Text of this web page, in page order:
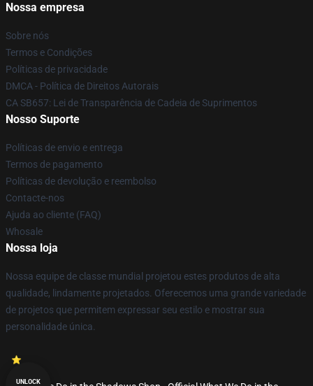
Nossa empresa
Sobre nós
Termos e Condições
Políticas de privacidade
DMCA - Política de Direitos Autorais
CA SB657: Lei de Transparência de Cadeia de Suprimentos
Nosso Suporte
Políticas de envio e entrega
Termos de pagamento
Políticas de devolução e reembolso
Contacte-nos
Ajuda ao cliente (FAQ)
Whosale
Nossa loja
Nossa equipe de classe mundial projetou estes produtos de alta
qualidade, lindamente projetados. Oferecemos uma grande variedade
de projetos que permitem expressar seu estilo e mostrar sua
personalidade única.
UNLOCK